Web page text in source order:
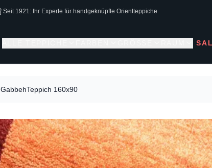
Seit 1921: Ihr Experte für handgeknüpfte Orientteppiche
GabbehTeppich 160x90